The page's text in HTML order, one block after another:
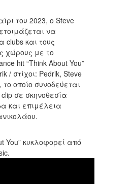
του 2023, ο Steve
να
clubs και τους
χώρους με το
hit “Think About You”
/ στίχοι: Pedrik, Steve
το οποίο συνοδεύεται
σε σκηνοθεσία
και επιμέλεια
You” κυκλοφορεί από